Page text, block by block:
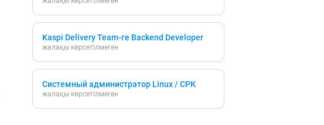
Kaspi Delivery Team-ге Backend Developer
жалақы көрсетілмеген
Системный администратор Linux / СРК
жалақы көрсетілмеген